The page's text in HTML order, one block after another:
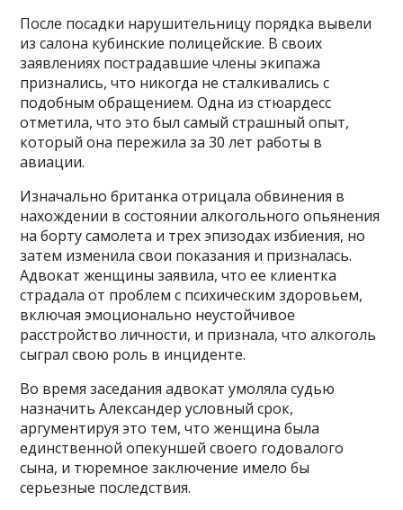
После посадки нарушительницу порядка вывели
из салона кубинские полицейские. В своих
заявлениях пострадавшие члены экипажа
признались, что никогда не сталкивались с
подобным обращением. Одна из стюардесс
отметила, что это был самый страшный опыт,
который она пережила за 30 лет работы в
авиации.
Изначально британка отрицала обвинения в
нахождении в состоянии алкогольного опьянения
на борту самолета и трех эпизодах избиения, но
затем изменила свои показания и призналась.
Адвокат женщины заявила, что ее клиентка
страдала от проблем с психическим здоровьем,
включая эмоционально неустойчивое
расстройство личности, и признала, что алкоголь
сыграл свою роль в инциденте.
Во время заседания адвокат умоляла судью
назначить Александер условный срок,
аргументируя это тем, что женщина была
единственной опекуншей своего годовалого
сына, и тюремное заключение имело бы
серьезные последствия.